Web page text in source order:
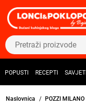
POPUSTI RECEPTI SAVJETI
Naslovnica POZZI MILANO